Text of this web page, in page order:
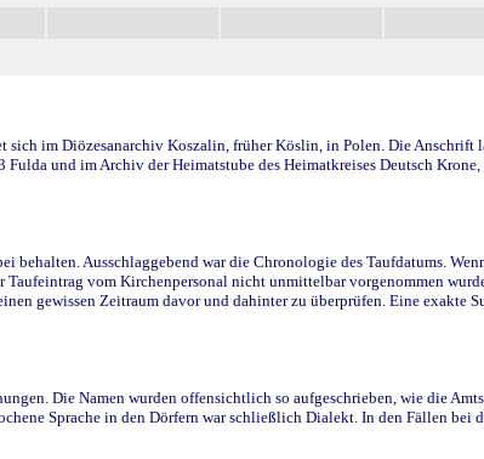
im Diözesanarchiv Koszalin, früher Köslin, in Polen. Die
Fulda und im Archiv der Heimatstube des Heimatkreises Deutsch
behalten. Ausschlaggebend war die Chronologie des Taufdatums.
Taufeintrag vom Kirchenpersonal nicht unmittelbar vorgenommen
gewissen Zeitraum davor und dahinter zu überprüfen. Eine exakte
Die Namen wurden offensichtlich so aufgeschrieben, wie die
Sprache in den Dörfern war schließlich Dialekt. In den Fällen